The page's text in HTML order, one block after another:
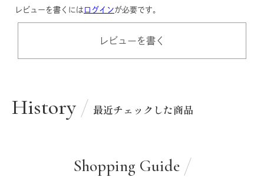
レビューを書くには ログインが必要です。
レビューを書く
History 最近チェックした商品
Shopping Guide